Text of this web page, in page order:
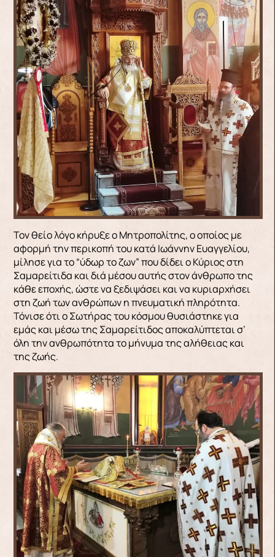
Τον θείο λόγο κήρυξε ο Μητροπολίτης, ο οποίος με
αφορμή την περικοπή του κατά Ιωάννην Ευαγγελίου,
μίλησε για το “ύδωρ το ζων” που δίδει ο Κύριος στη
Σαμαρείτιδα και διά μέσου αυτής στον άνθρωπο της
κάθε εποχής, ώστε να ξεδιψάσει και να κυριαρχήσει
στη ζωή των ανθρώπων η πνευματική πληρότητα.
Τόνισε ότι ο Σωτήρας του κόσμου θυσιάστηκε για
εμάς και μέσω της Σαμαρείτιδος αποκαλύπτεται σ’
όλη την ανθρωπότητα το μήνυμα της αλήθειας και
της ζωής.